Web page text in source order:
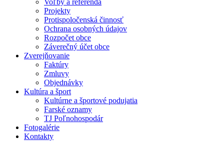
Voľby a referendá
Projekty
Protispoločenská činnosť
Ochrana osobných údajov
Rozpočet obce
Záverečný účet obce
Zverejňovanie
Faktúry
Zmluvy
Objednávky
Kultúra a šport
Kultúrne a športové podujatia
Farské oznamy
TJ Poľnohospodár
Fotogalérie
Kontakty